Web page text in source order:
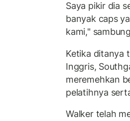
Saya pikir dia
banyak caps
kami,"
Ketika ditanya
Inggris,
meremehkan
pelatihnya
Walker telah